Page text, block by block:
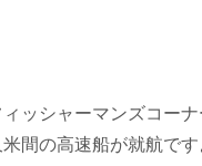
ッシャーマンズコー
間の高速船が就航です